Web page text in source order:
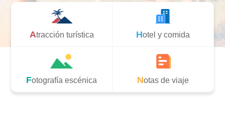
Atracción turística Hotel y comida
Fotografía escénica Notas de viaje